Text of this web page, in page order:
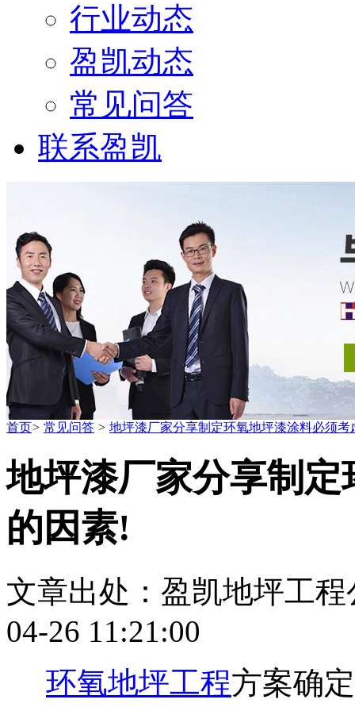
行业动态
盈凯动态
常见问答
联系盈凯
首页> 常见问答 > 地坪漆厂家分享制定环氧地坪漆涂料必须考
地坪漆厂家分享制
的因素!
文章出处：盈凯地坪工程
04-26 11:21:00
环氧地坪工程方案确